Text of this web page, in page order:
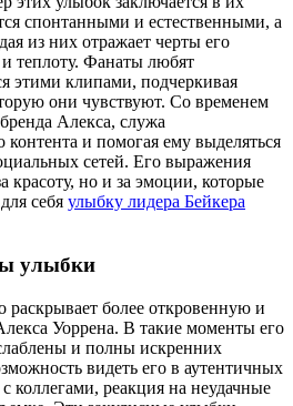
спонтанными и естественными, а
из них отражает черты его
теплоту. Фанаты любят
этими клипами, подчеркивая
они чувствуют. Со временем
Алекса, служа
контента и помогая ему выделяться
сетей. Его выражения
красоту, но и за эмоции, которые
себя улыбку лидера Бейкера
улыбки
раскрывает более откровенную и
Уоррена. В такие моменты его
и полны искренних
видеть его в аутентичных
коллегами, реакция на неудачные